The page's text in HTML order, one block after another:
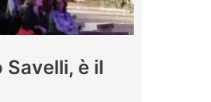
Savelli, è il